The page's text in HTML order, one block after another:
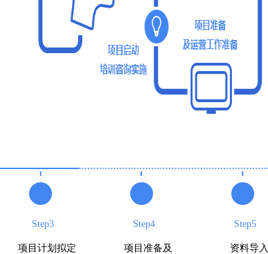
Step3
项目计划拟定
Step4
项目准备及
Step5
资料导入